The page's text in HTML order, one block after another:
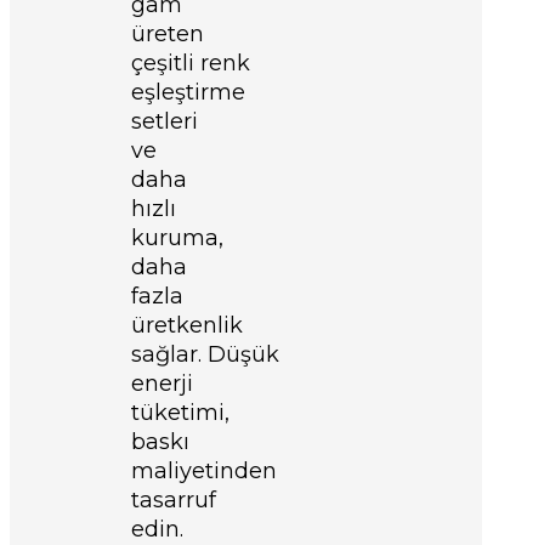
üreten
çeşitli renk
eşleştirme
setleri
ve
daha
hızlı
kuruma,
daha
fazla
üretkenlik
sağlar. Düşük
enerji
tüketimi,
baskı
maliyetinden
tasarruf
edin.